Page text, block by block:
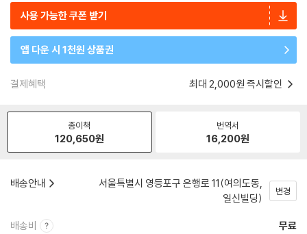
사용 가능한 쿠폰 받기
앱 다운 시 1천원 상품권
결제혜택 최대 2,000원 즉시할인
종이책
120,650원
번역서
16,200원
배송안내
서울특별시 영등포구 은행로 11(여의도동,
일신빌딩)
변경
배송비 무료